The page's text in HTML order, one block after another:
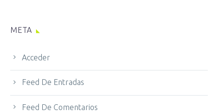
META
Acceder
Feed De Entradas
Feed De Comentarios